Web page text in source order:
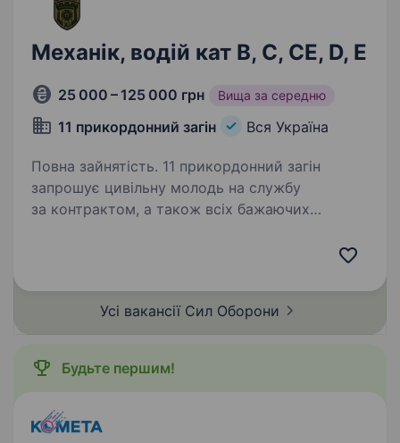
Механік, водій кат В, С, СЕ, D, Е
25 000 – 125 000 грн Вища за середню
11 прикордонний загін Вся Україна
Повна зайнятість. 11 прикордонний загін
запрошує цивільну молодь на службу
за контрактом, а також всіх бажаючих
Усі вакансії Сил Оборони
Будьте першим!